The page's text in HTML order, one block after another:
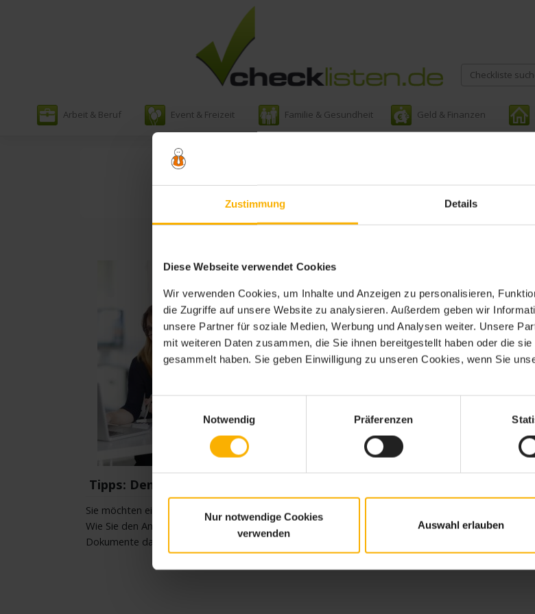
Zustimmung Details
Diese Webseite verwendet Cookies
Wir verwenden Cookies, um Inhalte und Anzeigen zu personalisieren,
die Zugriffe auf unsere Website zu analysieren. Außerdem geben wir
unsere Partner für soziale Medien, Werbung und Analysen weiter. Unsere
mit weiteren Daten zusammen, die Sie ihnen bereitgestellt haben oder die
gesammelt haben. Sie geben Einwilligung zu unseren Cookies, wenn Sie
Einwilligungsauswahl
Notwendig
Präferenzen
Nur notwendige Cookies
verwenden
Auswahl erlauben
Arbeit & Beruf Event & Freizeit Familie & Gesundheit Geld & Finanzen
Schlagwort:
Tipps: Den Kurantrag richtig stellen
Sie möchten einen Antrag für eine Kur stellen?
Wie Sie den Antrag richtig stellen und welche
Dokumente dafür notwendig sind, lesen Sie hier.